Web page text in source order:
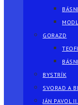
GORAZD
BYSTRÍK
SVORAD A
JÁN PAVOL II.